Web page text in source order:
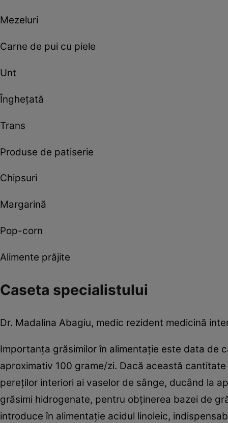
Mezeluri
Carne de pui cu piele
Unt
Îngheţată
Trans
Produse de patiserie
Chipsuri
Margarină
Pop-corn
Alimente prăjite
Caseta specialistului
Dr. Madalina Abagiu, medic rezident medicină
Importanţa grăsimilor în alimentaţie este data de
aproximativ 100 grame/zi. Dacă această
pereţilor interiori ai vaselor de sânge, ducând la
grăsimi hidrogenate, pentru obţinerea bazei de
introduce în alimentaţie acidul linoleic,